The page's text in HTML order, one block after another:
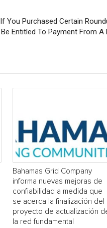
You Purchased Certain
Entitled To Payment From
Bahamas Grid Company
informa nuevas mejoras de
confiabilidad a medida que
se acerca la finalización del
proyecto de actualización
la red fundamental